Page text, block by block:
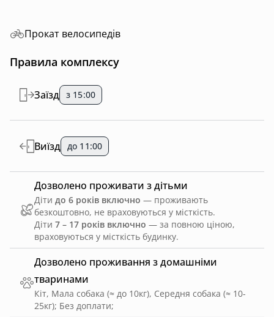
Прокат велосипедів
Правила комплексу
Дозволено проживання з домашніми
тваринами
Кіт, Мала собака (≈ до 10кг), Середня собака (≈ 10-
25кг); Без доплати;
Заїзд з 15:00
Виїзд до 11:00
Дозволено проживати з дітьми
Діти до 6 років включно — проживають
безкоштовно, не враховуються у місткість.
Діти 7 – 17 років включно — за повною ціною,
враховуються у місткість будинку.